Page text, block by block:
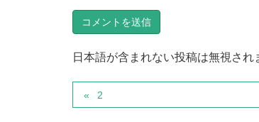
日本語が含まれない投稿は無視され
2